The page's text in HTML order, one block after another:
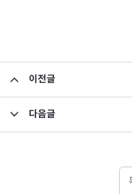
이전글
다음글